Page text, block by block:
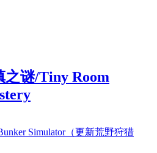
谜/Tiny Room